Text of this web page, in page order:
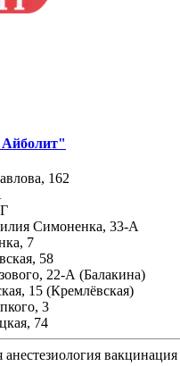
162
Симоненка, 33-А
7
58
22-А (Балакина)
15 (Кремлёвская)
3
74
анестезиология вакцинация